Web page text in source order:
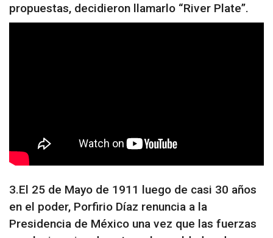
propuestas, decidieron llamarlo “River Plate”.
3.El 25 de Mayo de 1911 luego de casi 30 años
en el poder, Porfirio Díaz renuncia a la
Presidencia de México una vez que las fuerzas